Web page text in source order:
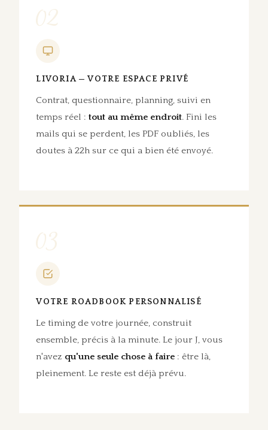
02
LIVORIA — VOTRE ESPACE PRIVÉ
Contrat, questionnaire, planning, suivi en
temps réel :tout au même endroit. Fini les
mails qui se perdent, les PDF oubliés, les
doutes à 22h sur ce qui a bien été envoyé.
03
VOTRE ROADBOOK PERSONNALISÉ
Le timing de votre journée, construit
ensemble, précis à la minute. Le jour J, vous
n'avez qu'une seule chose à faire : être là,
pleinement. Le reste est déjà prévu.